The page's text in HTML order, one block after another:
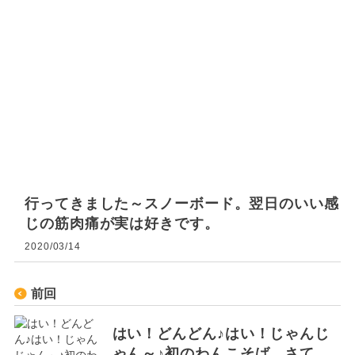
行ってきました～スノーボード。翌日のいい感
じの筋肉痛が実は好きです。
2020/03/14
前回
はい！どんどん♪はい！じゃんじ